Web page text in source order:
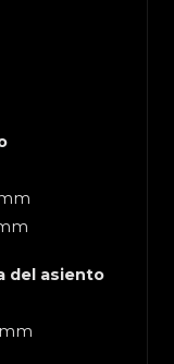
del asiento